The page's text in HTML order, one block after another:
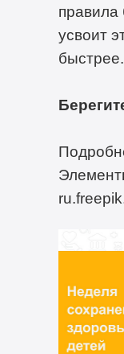
усвоит
быстрее.